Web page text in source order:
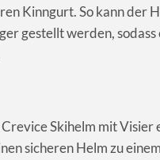
Kinngurt. So kann der
gestellt werden, sodass
Skihelm mit Visier
sicheren Helm zu